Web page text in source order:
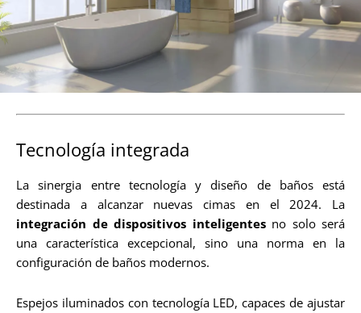
Tecnología integrada
La sinergia entre tecnología y diseño de baños está
destinada a alcanzar nuevas cimas en el 2024. La
integración de dispositivos inteligentesno solo será
una característica excepcional, sino una norma en la
configuración de baños modernos.
Espejos iluminados con tecnología LED, capaces de ajustar